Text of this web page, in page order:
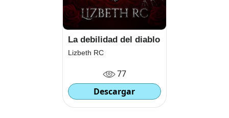
La debilidad del diablo
Lizbeth RC
77
Descargar